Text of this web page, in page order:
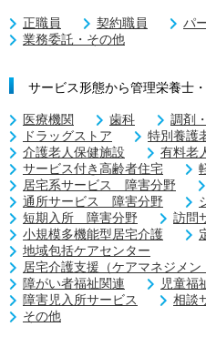
正職員 契約職員
パ
業務委託・その他
サービス形態から管理栄養士
医療機関 歯科
調剤
ドラッグストア
特別養護
介護老人保健施設
有料老
サービス付き高齢者住宅
居宅系サービス 障害分野
通所サービス 障害分野
短期入所 障害分野
訪問
小規模多機能型居宅介護
地域包括ケアセンター
居宅介護支援（ケアマネジメン
障がい者福祉関連
児童福
障害児入所サービス
相談
その他